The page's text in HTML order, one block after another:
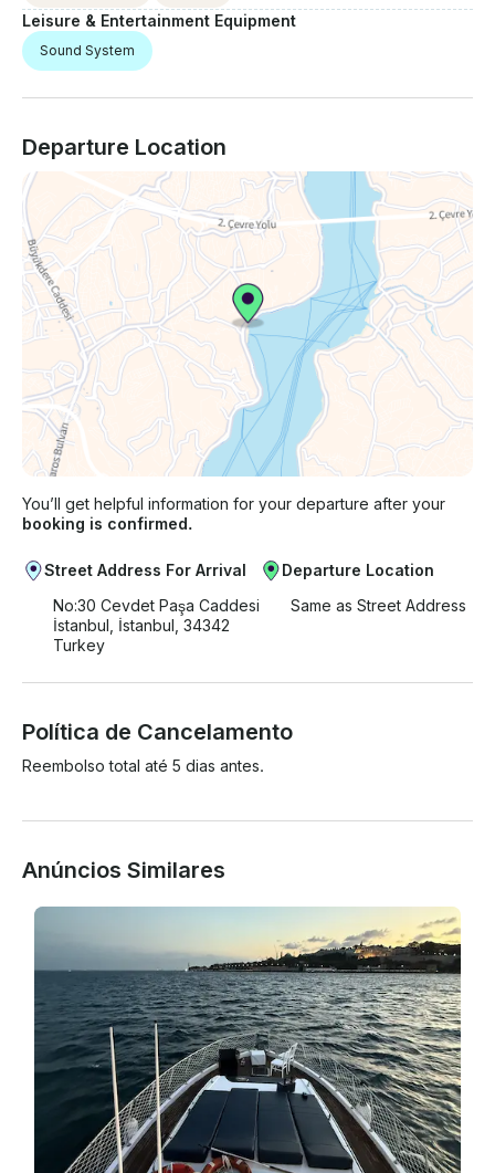
Leisure & Entertainment Equipment
Sound System
Departure Location
You’ll get helpful information for your departure after your
booking is confirmed.
Street Address For Arrival
No:30 Cevdet Paşa Caddesi
İstanbul, İstanbul, 34342
Turkey
Departure Location
Same as Street Address
Política de Cancelamento
Reembolso total até 5 dias antes.
Anúncios Similares